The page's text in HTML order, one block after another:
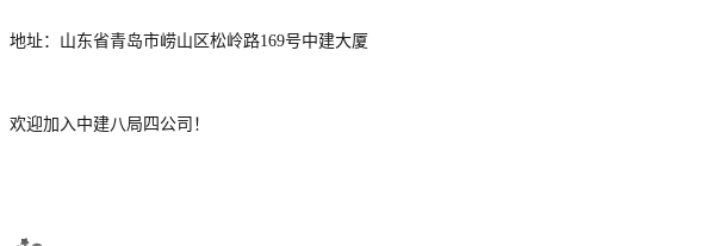
地址：山东省青岛市崂山区松岭路169号中建大厦
欢迎加入中建八局四公司！